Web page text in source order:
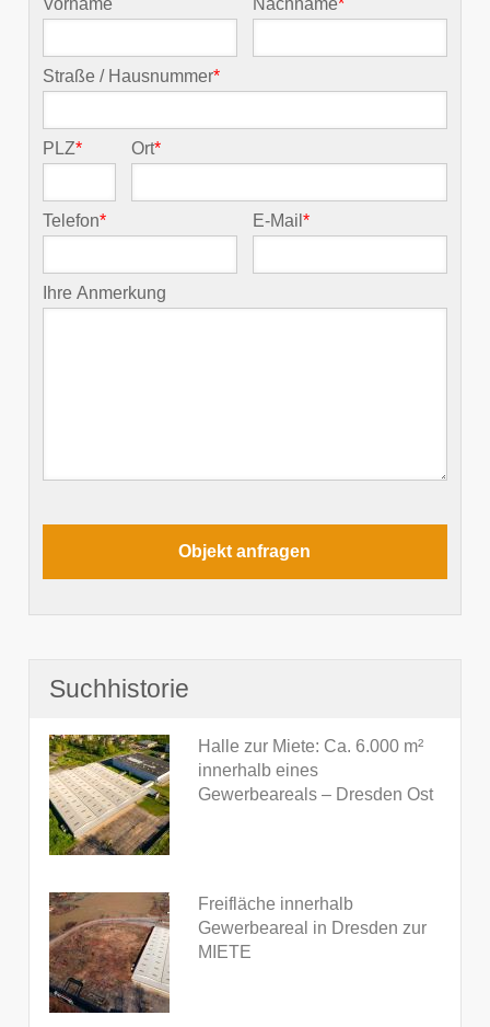
Vorname Nachname*
Straße / Hausnummer*
PLZ* Ort*
Telefon* E-Mail*
Ihre Anmerkung
Suchhistorie
Halle zur Miete: Ca. 6.000 m²
innerhalb eines
Gewerbeareals – Dresden Ost
Freifläche innerhalb
Gewerbeareal in Dresden zur
MIETE